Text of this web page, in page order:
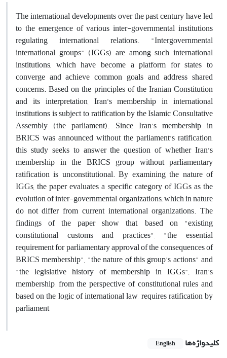
The international developments over the past century have led
to the emergence of various inter-governmental institutions
regulating international relations. "Intergovernmental
international groups" (IGGs) are among such international
institutions, which have become a platform for states to
converge and achieve common goals and address shared
concerns. Based on the principles of the Iranian Constitution
and its interpretation, Iran’s membership in international
institutions is subject to ratification by the Islamic Consultative
Assembly (the parliament). Since Iran’s membership in
BRICS was announced without the parliament’s ratification,
this study seeks to answer the question of whether Iran’s
membership in the BRICS group without parliamentary
ratification is unconstitutional. By examining the nature of
IGGs, the paper evaluates a specific category of IGGs as the
evolution of inter-governmental organizations, which in nature
do not differ from current international organizations. The
findings of the paper show that, based on "existing
constitutional customs and practices", "the essential
requirement for parliamentary approval of the consequences of
BRICS membership", "the nature of this group's actions" and
"the legislative history of membership in IGGs", Iran's
membership, from the perspective of constitutional rules and
based on the logic of international law, requires ratification by
parliament
کلیدواژه‌ها English